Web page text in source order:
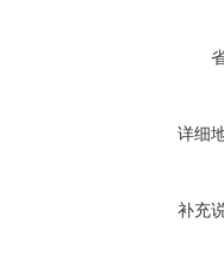
详细
补充